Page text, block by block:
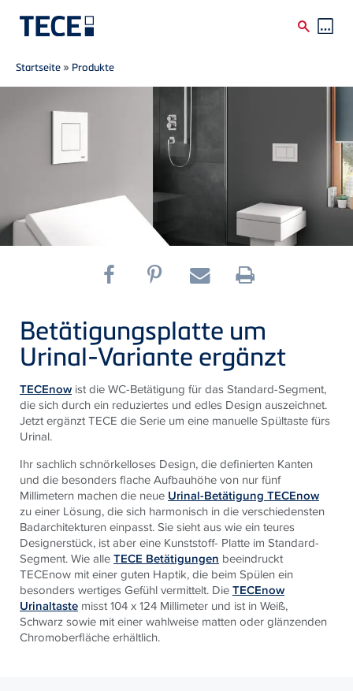
Direkt zum Inhalt
Breadcrumb
Startseite » Produkte
Betätigungsplatte um
Urinal-Variante ergänzt
TECEnow ist die WC-Betätigung für das Standard-Segment,
die sich durch ein reduziertes und edles Design auszeichnet.
Jetzt ergänzt TECE die Serie um eine manuelle Spültaste fürs
Urinal.
Ihr sachlich schnörkelloses Design, die definierten Kanten
und die besonders flache Aufbauhöhe von nur fünf
Millimetern machen die neue Urinal-Betätigung TECEnow
zu einer Lösung, die sich harmonisch in die verschiedensten
Badarchitekturen einpasst. Sie sieht aus wie ein teures
Designerstück, ist aber eine Kunststoff- Platte im Standard-
Segment. Wie alleTECE Betätigungen beeindruckt
TECEnow mit einer guten Haptik, die beim Spülen ein
besonders wertiges Gefühl vermittelt. DieTECEnow
Urinaltaste misst 104 x 124 Millimeter und ist in Weiß,
Schwarz sowie mit einer wahlweise matten oder glänzenden
Chromoberfläche erhältlich.